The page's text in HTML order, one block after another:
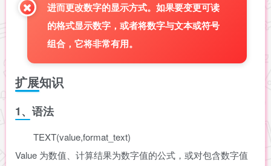
进而更改数字的显示方式。如果要变更可读
的格式显示数字，或者将数字与文本或符号
组合，它将非常有用。
扩展知识
1、语法
TEXT(value,format_text)
Value 为数值、计算结果为数字值的公式，或对包含数字值